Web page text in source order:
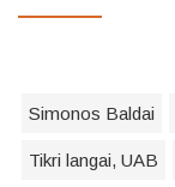
Simonos Baldai
Tikri langai, UAB